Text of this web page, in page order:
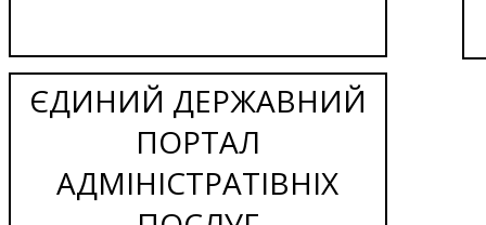
ЄДИНИЙ ДЕРЖАВНИЙ
ПОРТАЛ
АДМІНІСТРАТІВНІХ